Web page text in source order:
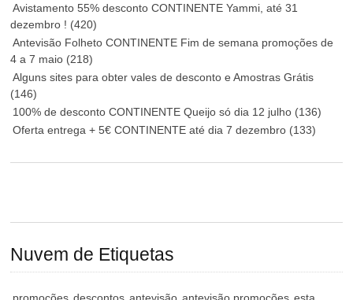
Avistamento 55% desconto CONTINENTE Yammi, até 31
dezembro ! (420)
Antevisão Folheto CONTINENTE Fim de semana promoções de
4 a 7 maio (218)
Alguns sites para obter vales de desconto e Amostras Grátis
(146)
100% de desconto CONTINENTE Queijo só dia 12 julho (136)
Oferta entrega + 5€ CONTINENTE até dia 7 dezembro (133)
Nuvem de Etiquetas